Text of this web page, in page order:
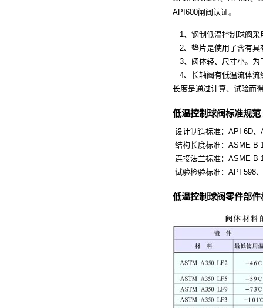
API600闸阀认证。
1、钢制低温控制球阀采
2、垫片是使用了含有具
3、阀体轻、尺寸小。为
4、长轴阀有低温流体流
长度是通过计算、试验而
低温控制球阀标准规范
设计制造标准：API 6D
结构长度标准：ASME B
连接法兰标准：ASME B
试验检验标准：API 598
低温控制球阀零件部件